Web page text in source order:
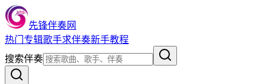
先锋伴奏网
热门 专辑歌手求伴奏新手教程
搜索伴奏